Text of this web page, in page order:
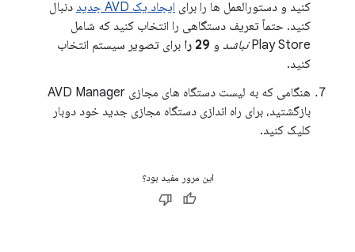
کنید و دستورالعمل ها را برای ایجاد یک AVD جدید
دنبال
کنید. حتماً تعریف دستگاهی را انتخاب کنید که شامل
Play Store نباشد و 29 را
برای تصویر سیستم انتخاب
کنید.
هنگامی که به لیست دستگاه های مجازی AVD Manager
بازگشتید، برای راه اندازی دستگاه مجازی جدید خود دوبار
کلیک کنید.
این مرور مفید بود؟